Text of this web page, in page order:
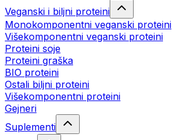
Veganski i biljni proteini
Monokomponentni veganski proteini
Višekomponentni veganski proteini
Proteini soje
Proteini graška
BIO proteini
Ostali biljni proteini
Višekomponentni proteini
Gejneri
Suplementi